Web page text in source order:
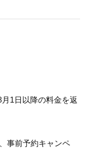
1日以降の料金を返
事前予約キャンペ